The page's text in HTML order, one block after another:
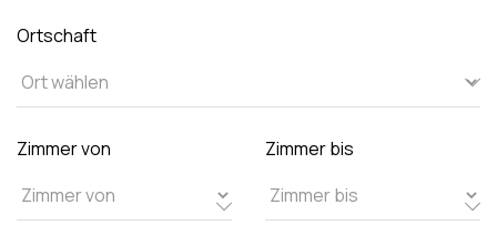
Ortschaft
Zimmer von Zimmer bis